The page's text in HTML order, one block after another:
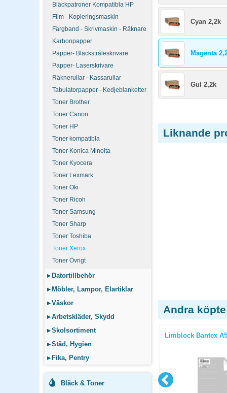
Bläckpatroner Kompatibla HP
Film - Kopieringsmaskin
Färgband - Skrivmaskin - Räknare
Karbonpapper
Papper- Bläckstråleskrivare
Papper- Laserskrivare
Räknerullar - Kassarullar
Tabulatorpapper - Kedjeblanketter
Toner Brother
Toner Canon
Toner HP
Toner kompatibla
Toner Konica Minolta
Toner Kyocera
Toner Lexmark
Toner Oki
Toner Ricoh
Toner Samsung
Toner Sharp
Toner Toshiba
Toner Xerox
Toner Övrigt
▸ Datortillbehör
▸ Möbler, Lampor, Elartiklar
▸Väskor
▸Arbetskläder, Skydd
▸Skolsortiment
▸Städ, Hygien
▸ Fika, Pentry
Bläck & Toner
Cyan 2,2k
Magenta
Gul 2,2k
Liknande
Andra
lager T4 42 rullar/bal
Limblock Bantex